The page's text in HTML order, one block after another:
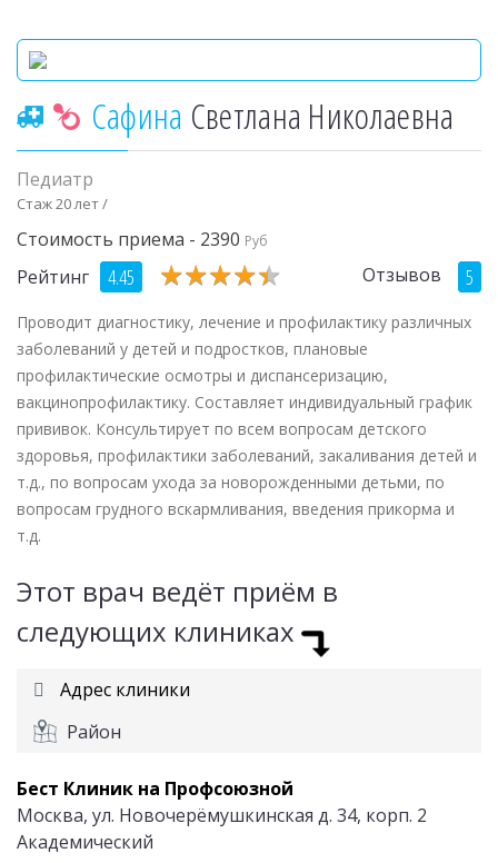
Сафина Светлана Николаевна
Педиатр
Стаж 20 лет /
Стоимость приема - 2390 Руб
Рейтинг 4.45 ★★★★★
★★★★★ Отзывов 5
Проводит диагностику, лечение и профилактику различных
заболеваний у детей и подростков, плановые
профилактические осмотры и диспансеризацию,
вакцинопрофилактику. Составляет индивидуальный график
прививок. Консультирует по всем вопросам детского
здоровья, профилактики заболеваний, закаливания детей и
т.д., по вопросам ухода за новорожденными детьми, по
вопросам грудного вскармливания, введения прикорма и
т.д.
Этот врач ведёт приём в
следующих клиниках
Адрес клиники
Район
Бест Клиник на Профсоюзной
Москва, ул. Новочерёмушкинская д. 34, корп. 2
Академический